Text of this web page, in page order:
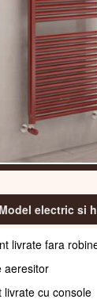
Model electric si
livrate fara
aeresitor
livrate cu console